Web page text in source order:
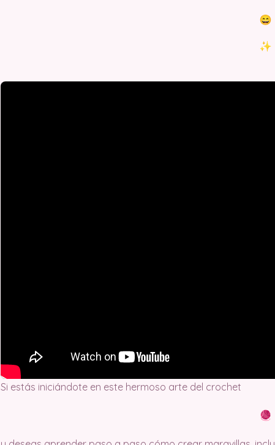
Si estás iniciándote en este hermoso arte del crochet